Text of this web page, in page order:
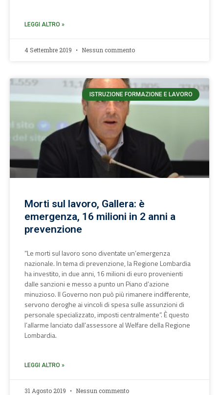
LEGGI ALTRO »
4 Settembre 2019 Nessun commento
ISTRUZIONE FORMAZIONE E LAVORO
Morti sul lavoro, Gallera: è
emergenza, 16 milioni in 2 anni a
prevenzione
“Le morti sul lavoro sono diventate un’emergenza
nazionale. In tema di prevenzione, la Regione Lombardia
ha investito, in due anni, 16 milioni di euro provenienti
dalle sanzioni e messo a punto un Piano d’azione
minuzioso. Il Governo non può più rimanere indifferente,
servono deroghe ai vincoli di spesa sulle assunzioni di
personale specializzato, imposti centralmente”. È questo
l’allarme lanciato dall’assessore al Welfare della Regione
Lombardia.
LEGGI ALTRO »
31 Agosto 2019 Nessun commento